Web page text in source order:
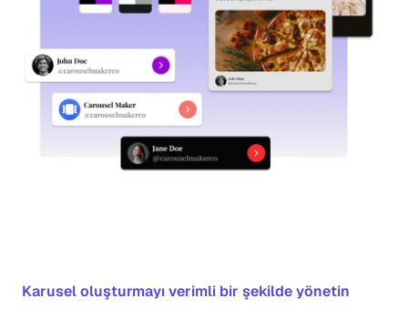
Karusel oluşturmayı verimli bir şekilde yönetin